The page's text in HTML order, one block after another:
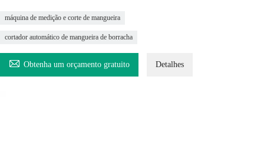
máquina de medição e corte de mangueira
cortador automático de mangueira de borracha
 Obtenha um orçamento gratuito Detalhes